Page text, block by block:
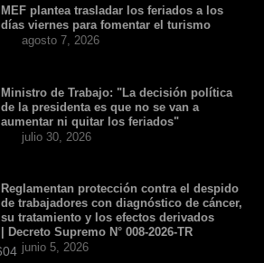
MEF plantea trasladar los feriados a los
días viernes para fomentar el turismo
agosto 7, 2026
Ministro de Trabajo: "La decisión política
de la presidenta es que no se van a
aumentar ni quitar los feriados"
julio 30, 2026
Reglamentan protección contra el despido
de trabajadores con diagnóstico de cáncer,
su tratamiento y los efectos derivados
| Decreto Supremo N° 008-2026-TR
junio 5, 2026